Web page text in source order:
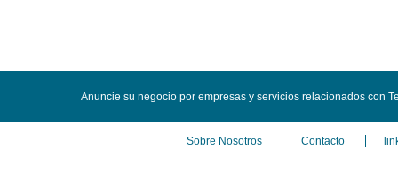
Anuncie su negocio por empresas y servicios relacionados con
Sobre Nosotros Contacto